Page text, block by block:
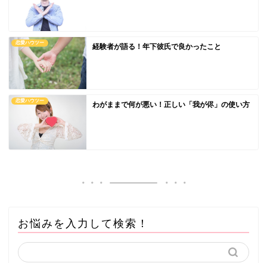
恋愛ハウツー 経験者が語る！年下彼氏で良かったこと
恋愛ハウツー わがままで何が悪い！正しい「我が侭」の使い方
お悩みを入力して検索！